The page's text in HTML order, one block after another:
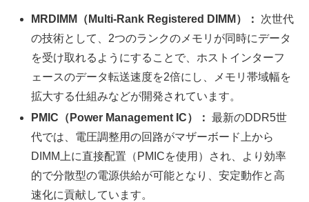
MRDIMM（Multi-Rank Registered DIMM）：
次世代
の技術として、2つのランクのメモリが同時にデータ
を受け取れるようにすることで、ホストインターフ
ェースのデータ転送速度を2倍にし、メモリ帯域幅を
拡大する仕組みなどが開発されています。
PMIC（Power Management IC）： 最新のDDR5世
代では、電圧調整用の回路がマザーボード上から
DIMM上に直接配置（PMICを使用）され、より効率
的で分散型の電源供給が可能となり、安定動作と高
速化に貢献しています。